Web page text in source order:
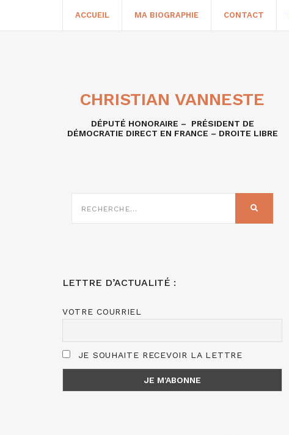
ACCUEIL MA BIOGRAPHIE CONTACT
CHRISTIAN VANNESTE
DÉPUTÉ HONORAIRE – PRÉSIDENT DE
DÉMOCRATIE DIRECT EN FRANCE – DROITE LIBRE
SUR
LETTRE D’ACTUALITÉ :
VOTRE COURRIEL
JE SOUHAITE RECEVOIR LA LETTRE